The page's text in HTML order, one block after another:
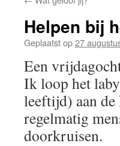
Helpen bij
Geplaatst op27
Een
Ik loop het
leeftijd) aan de
regelmatig
doorkruisen.